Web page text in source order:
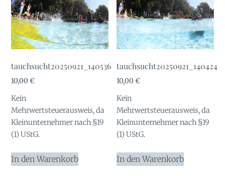
tauchsucht20250921_140536
10,00€
Kein
Mehrwertsteuerausweis, da
Kleinunternehmer nach §19
(1) UStG.
In den Warenkorb
tauchsucht20250921_140424
10,00€
Kein
Mehrwertsteuerausweis, da
Kleinunternehmer nach §19
(1) UStG.
In den Warenkorb